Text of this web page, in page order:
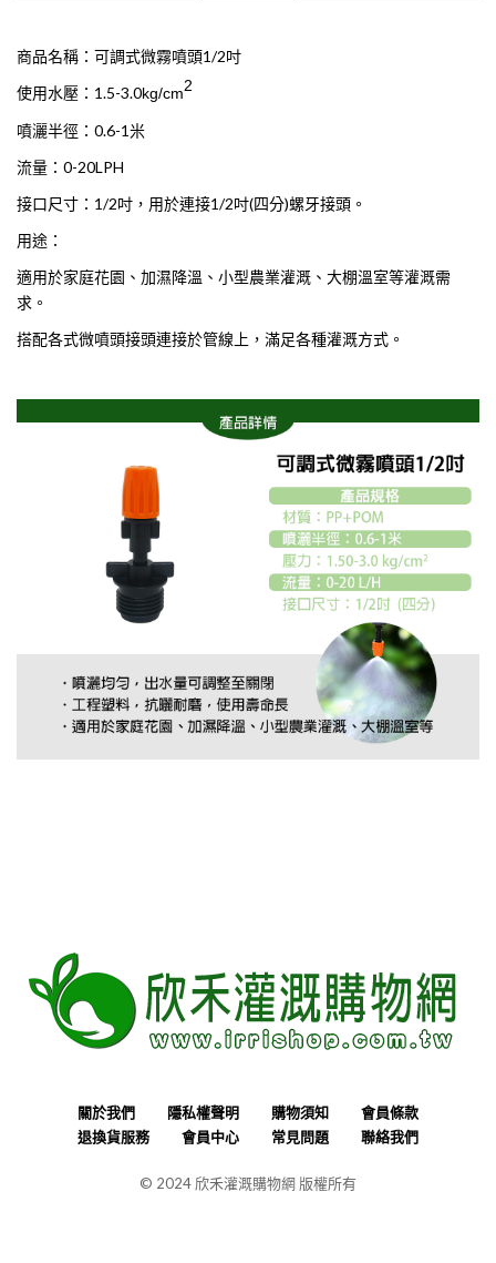
商品名稱：可調式微霧噴頭1/2吋
使用水壓：1.5-3.0kg/cm2
噴灑半徑：0.6-1米
流量：0-20LPH
接口尺寸：1/2吋，用於連接1/2吋(四分)螺牙接頭。
用途：
適用於家庭花園、加濕降溫、小型農業灌溉、大棚溫室等灌溉需
求。
搭配各式微噴頭接頭連接於管線上，滿足各種灌溉方式。
關於我們 隱私權聲明 購物須知
會員條款
退換貨服務
會員中心 常見問題 聯絡我們
© 2024 欣禾灌溉購物網 版權所有